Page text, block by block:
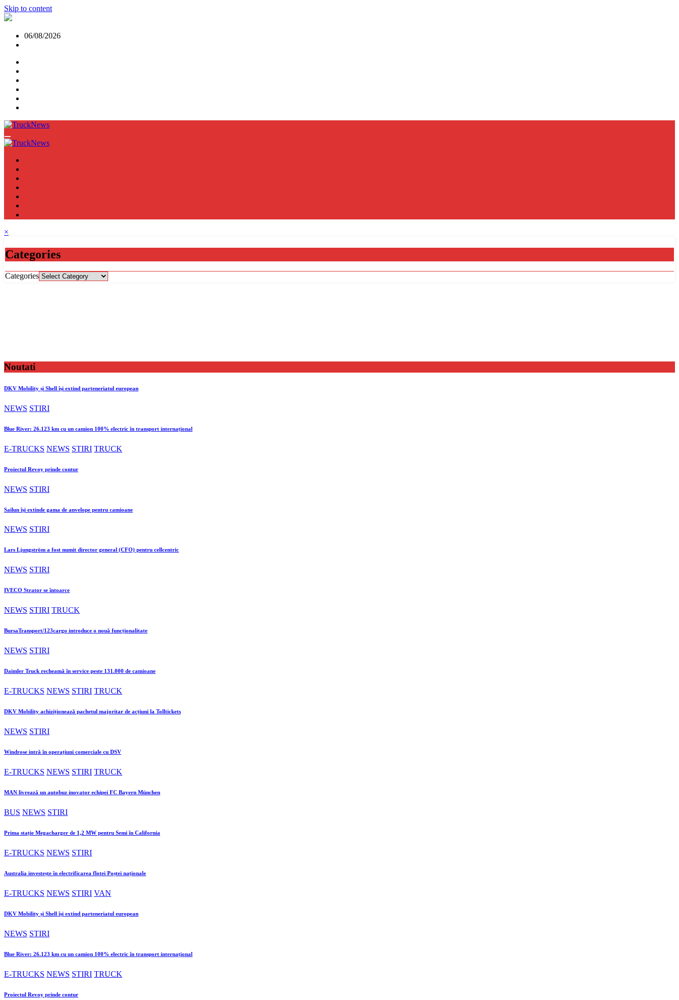
Skip to content
06/08/2026
×
Categories
Categories
Noutati
DKV Mobility și Shell își extind parteneriatul european
NEWS STIRI
Blue River: 26.123 km cu un camion 100% electric în transport internațional
E-TRUCKS NEWS STIRI TRUCK
Proiectul Revoy prinde contur
NEWS STIRI
Sailun își extinde gama de anvelope pentru camioane
NEWS STIRI
Lars Ljungström a fost numit director general (CFO) pentru cellcentric
NEWS STIRI
IVECO Strator se întoarce
NEWS STIRI TRUCK
BursaTransport/123cargo introduce o nouă funcționalitate
NEWS STIRI
Daimler Truck recheamă în service peste 131.000 de camioane
E-TRUCKS NEWS STIRI TRUCK
DKV Mobility achiziționează pachetul majoritar de acțiuni la Tolltickets
NEWS STIRI
Windrose intră în operațiuni comerciale cu DSV
E-TRUCKS NEWS STIRI TRUCK
MAN livrează un autobuz inovator echipei FC Bayern München
BUS NEWS STIRI
Prima stație Megacharger de 1,2 MW pentru Semi în California
E-TRUCKS NEWS STIRI
Australia investește în electrificarea flotei Poștei naționale
E-TRUCKS NEWS STIRI VAN
DKV Mobility și Shell își extind parteneriatul european
NEWS STIRI
Blue River: 26.123 km cu un camion 100% electric în transport internațional
E-TRUCKS NEWS STIRI TRUCK
Proiectul Revoy prinde contur